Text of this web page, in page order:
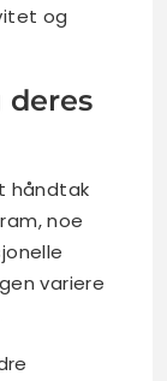
og
deres
håndtak
noe
variere